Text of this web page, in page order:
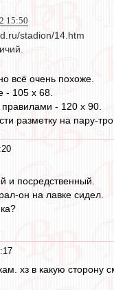
15:50
stadion/14.htm
всё очень похоже.
- 105 x 68.
- 120 х 90.
разметку на пару-
и посредственный.
он на лавке сидел.
хз в какую сторону